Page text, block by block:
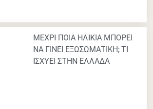
ΜΕΧΡΙ ΠΟΙΑ ΗΛΙΚΙΑ ΜΠΟΡΕΙ
ΝΑ ΓΙΝΕΙ ΕΞΩΣΩΜΑΤΙΚΗ; ΤΙ
ΙΣΧΥΕΙ ΣΤΗΝ ΕΛΛΑΔΑ